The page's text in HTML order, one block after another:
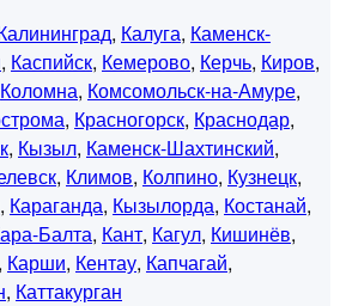
, Калуга, Каменск-
, Каспийск, Кемерово, Керчь, Киров,
Коломна, Комсомольск-на-Амуре,
, Красногорск, Краснодар,
, Кызыл, Каменск-Шахтинский,
, Климов, Колпино, Кузнецк,
, Караганда, Кызылорда, Костанай,
Балта, Кант, Кагул, Кишинёв,
, Карши, Кентау, Капчагай,
, Каттакурган